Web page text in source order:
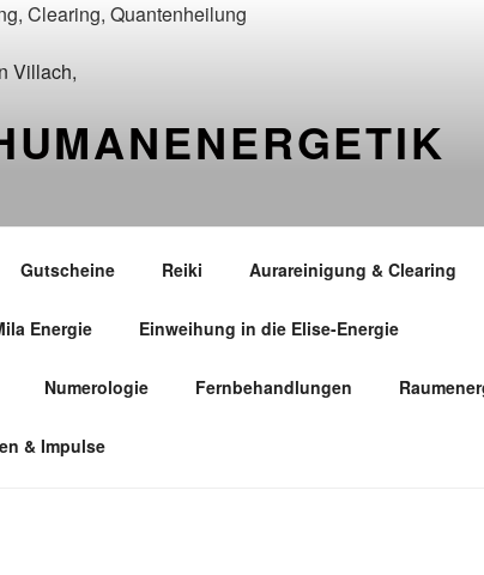
Gutscheine Reiki Aurareinigung & Clearing
Energie Einweihung in die Elise-Energie
Numerologie Fernbehandlungen
& Impulse